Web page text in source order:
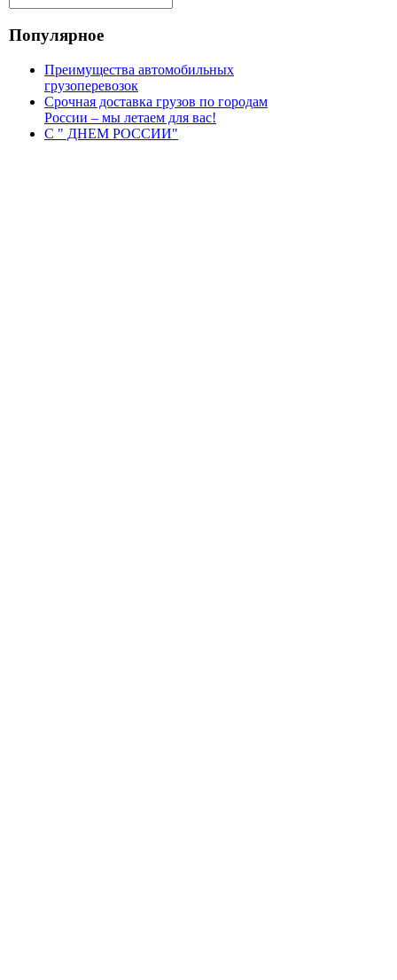
Популярное
Преимущества автомобильных
грузоперевозок
Срочная доставка грузов по городам
России – мы летаем для вас!
С " ДНЕМ РОССИИ"